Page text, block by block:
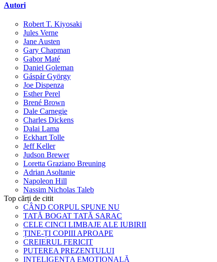
Autori
Robert T. Kiyosaki
Jules Verne
Jane Austen
Gary Chapman
Gabor Maté
Daniel Goleman
Gáspár György
Joe Dispenza
Esther Perel
Brené Brown
Dale Carnegie
Charles Dickens
Dalai Lama
Eckhart Tolle
Jeff Keller
Judson Brewer
Loretta Graziano Breuning
Adrian Asoltanie
Napoleon Hill
Nassim Nicholas Taleb
Top cărți de citit
CÂND CORPUL SPUNE NU
TATĂ BOGAT TATĂ SARAC
CELE CINCI LIMBAJE ALE IUBIRII
ȚINE-ȚI COPIII APROAPE
CREIERUL FERICIT
PUTEREA PREZENTULUI
INTELIGENȚA EMOȚIONALĂ